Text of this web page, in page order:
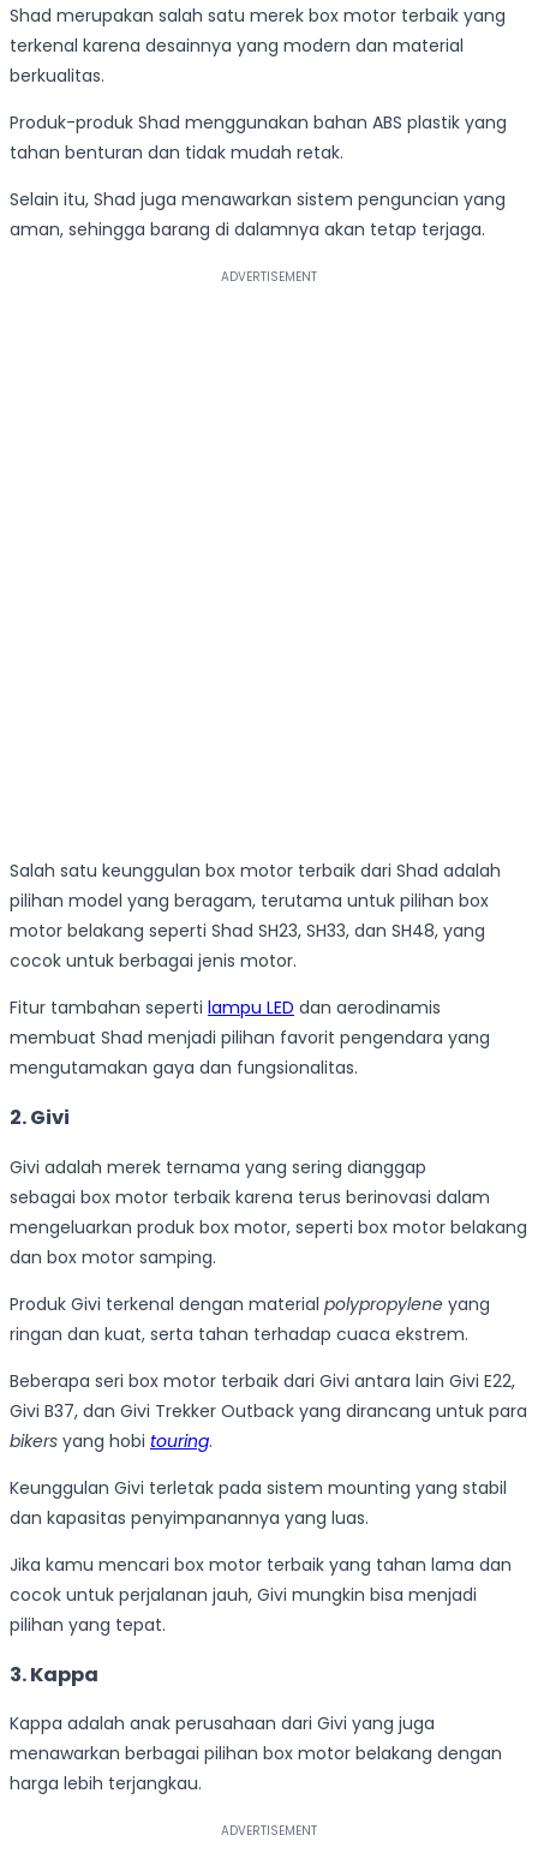
Shad merupakan salah satu merek box motor terbaik yang
terkenal karena desainnya yang modern dan material
berkualitas.
Produk-produk Shad menggunakan bahan ABS plastik yang
tahan benturan dan tidak mudah retak.
Selain itu, Shad juga menawarkan sistem penguncian yang
aman, sehingga barang di dalamnya akan tetap terjaga.
Salah satu keunggulan box motor terbaik dari Shad adalah
pilihan model yang beragam, terutama untuk pilihan box
motor belakang seperti Shad SH23, SH33, dan SH48, yang
cocok untuk berbagai jenis motor.
Fitur tambahan seperti lampu LED dan aerodinamis
membuat Shad menjadi pilihan favorit pengendara yang
mengutamakan gaya dan fungsionalitas.
2. Givi
Givi adalah merek ternama yang sering dianggap
sebagai box motor terbaik karena terus berinovasi dalam
mengeluarkan produk box motor, seperti box motor belakang
dan box motor samping.
Produk Givi terkenal dengan material polypropylene yang
ringan dan kuat, serta tahan terhadap cuaca ekstrem.
Beberapa seri box motor terbaik dari Givi antara lain Givi E22,
Givi B37, dan Givi Trekker Outback yang dirancang untuk para
bikers yang hobi touring.
Keunggulan Givi terletak pada sistem mounting yang stabil
dan kapasitas penyimpanannya yang luas.
Jika kamu mencari box motor terbaik yang tahan lama dan
cocok untuk perjalanan jauh, Givi mungkin bisa menjadi
pilihan yang tepat.
3. Kappa
Kappa adalah anak perusahaan dari Givi yang juga
menawarkan berbagai pilihan box motor belakang dengan
harga lebih terjangkau.